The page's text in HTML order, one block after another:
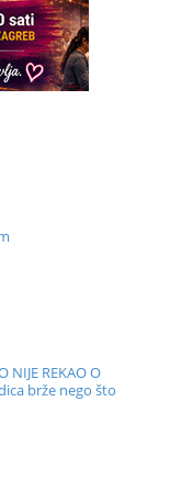
REKAO O
brže nego što